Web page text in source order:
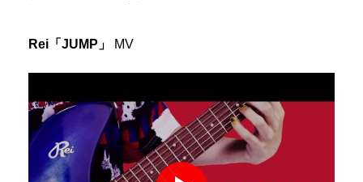
Rei「JUMP」 MV